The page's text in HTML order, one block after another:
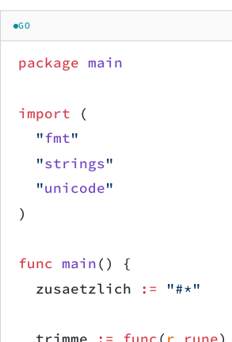
GO
package main
import (
	"
fmt"
	"
strings"
	"
unicode"
)
func main() {
	zusaetzlich
:= "#*"